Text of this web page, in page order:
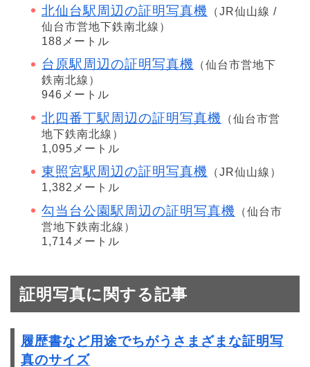
北仙台駅周辺の証明写真機
（JR仙山線 /
仙台市営地下鉄南北線）
188メートル
台原駅周辺の証明写真機
（仙台市営地下
鉄南北線）
946メートル
北四番丁駅周辺の証明写真機
（仙台市営
地下鉄南北線）
1,095メートル
東照宮駅周辺の証明写真機
（JR仙山線）
1,382メートル
勾当台公園駅周辺の証明写真機
（仙台市
営地下鉄南北線）
1,714メートル
証明写真に関する記事
履歴書など用途でちがうさまざまな証明写
真のサイズ